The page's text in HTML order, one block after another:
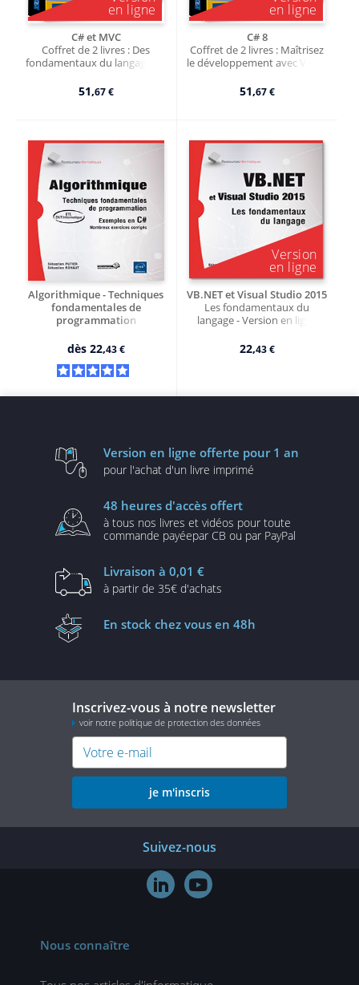
C# et MVC
Coffret de 2 livres : Des
fondamentaux du langage au
Version en ligne
51,67 €
C# 8
Coffret de 2 livres : Maîtrisez
le développement avec Visual
51,67 €
Algorithmique - Techniques
fondamentales de
programmation
exercices corrigés) [BTS - DUT
informatique]
dès 22,43 €
VB.NET et Visual Studio 2015
Les fondamentaux du
langage - Version en ligne
22,43 €
Version en ligne offerte pour 1 an
pour l'achat d'un livre imprimé
48 heures d'accès offert
à tous nos livres et vidéos pour toute
commande payéepar CB ou par PayPal
Livraison à 0,01 €
à partir de 35€ d'achats
En stock chez vous en 48h
Inscrivez-vous à notre newsletter
voir notre politique de protection des données
je m'inscris
Suivez-nous
 
Nous connaître